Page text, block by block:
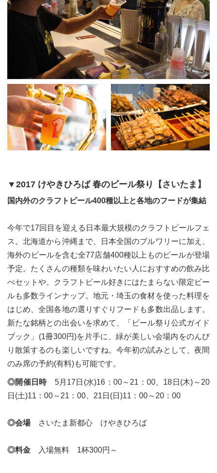
▼2017 けやきひろば 春のビール祭り【さいたま】
国内外のクラフトビール400種以上と各地のフードが集結
今年で17回目を迎える日本最大規模のクラフトビールフェ
ス。北海道から沖縄まで、日本全国のブルワリーに加え、
海外のビールを含む全77店舗400種以上ものビールが登場
予定。たくさんの種類を味わいたい人におすすめの飲み比
べセットや、クラフトビール好きにはたまらない限定ビー
ルも多数ラインナップ。地元・埼玉の食材を使った料理を
はじめ、全国各地の選りすぐりフードも多数出品します。
新たな銘柄との出会いを求めて、「ビール祭り公式ガイド
ブック」(1冊300円)を片手に、緑が美しい会場内をのんび
り散策するのも楽しいですね。今年初の試みとして、夜間
のみ席の予約(有料)も可能です。
◎開催日時5月17日(水)16：00～21：00、18日(木)～20
日(土)11：00～21：00、21日(日)11：00～20：00
◎会場さいたま新都心 けやきひろば
◎料金 入場無料 1杯300円～